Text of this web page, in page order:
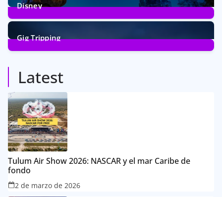
Disney
4Posts
Gig Tripping
Latest
Tulum Air Show 2026: NASCAR y el mar Caribe de
fondo
2 de marzo de 2026